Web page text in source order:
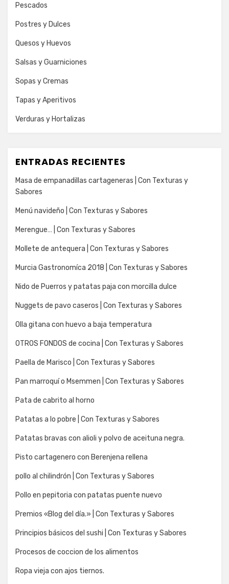
Pescados
Postres y Dulces
Quesos y Huevos
Salsas y Guarniciones
Sopas y Cremas
Tapas y Aperitivos
Verduras y Hortalizas
ENTRADAS RECIENTES
Masa de empanadillas cartageneras | Con Texturas y
Sabores
Menú navideño | Con Texturas y Sabores
Merengue… | Con Texturas y Sabores
Mollete de antequera | Con Texturas y Sabores
Murcia Gastronomíca 2018 | Con Texturas y Sabores
Nido de Puerros y patatas paja con morcilla dulce
Nuggets de pavo caseros | Con Texturas y Sabores
Olla gitana con huevo a baja temperatura
OTROS FONDOS de cocina | Con Texturas y Sabores
Paella de Marisco | Con Texturas y Sabores
Pan marroquí o Msemmen | Con Texturas y Sabores
Pata de cabrito al horno
Patatas a lo pobre | Con Texturas y Sabores
Patatas bravas con alioli y polvo de aceituna negra.
Pisto cartagenero con Berenjena rellena
pollo al chilindrón | Con Texturas y Sabores
Pollo en pepitoria con patatas puente nuevo
Premios «Blog del día.» | Con Texturas y Sabores
Principios básicos del sushi | Con Texturas y Sabores
Procesos de coccion de los alimentos
Ropa vieja con ajos tiernos.